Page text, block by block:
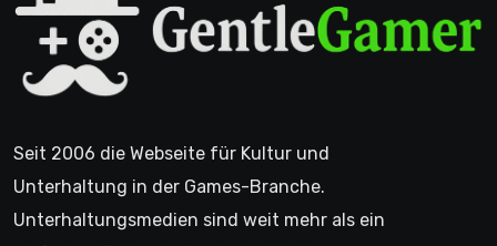
Seit 2006 die Webseite für Kultur und
Unterhaltung in der Games-Branche.
Unterhaltungsmedien sind weit mehr als ein